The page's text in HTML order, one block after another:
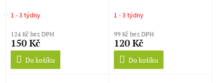
1 - 3 týdny
124 Kč bez DPH
150 Kč
Do košíku
1 - 3 týdny
99 Kč bez DPH
120 Kč
Do košíku